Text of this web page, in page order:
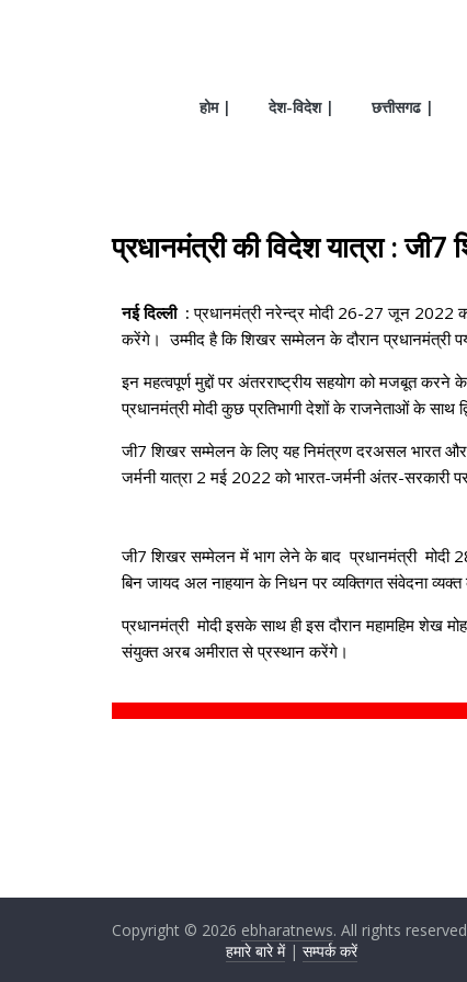
होम | देश-विदेश | छत्तीसगढ |
प्रधानमंत्री की विदेश यात्रा : जी7
नई दिल्ली : प्रधानमंत्री नरेन्द्र मोदी 26-27 जून 2022
करेंगे। उम्‍मीद है कि शिखर सम्‍मेलन के दौरान प्रधानमंत्री
इन महत्वपूर्ण मुद्दों पर अंतरराष्ट्रीय सहयोग को मजबूत
प्रधानमंत्री मोदी कुछ प्रतिभागी देशों के राजनेताओं के साथ
जी7 शिखर सम्मेलन के लिए यह निमंत्रण दरअसल भारत और
जर्मनी यात्रा 2 मई 2022 को भारत-जर्मनी अंतर-
जी7 शिखर सम्मेलन में भाग लेने के बाद प्रधानमंत्री मोदी
बिन जायद अल नाहयान के निधन पर व्यक्तिगत संवेदना
प्रधानमंत्री मोदी इसके साथ ही इस दौरान महामहिम शेख
संयुक्त अरब अमीरात से प्रस्थान करेंगे।
Copyright © 2026 ebharatnews. All rights
हमारे बारे में| सम्पर्क करें